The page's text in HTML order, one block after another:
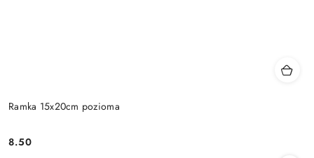
Ramka 15x20cm pozioma
Cena:
8.50